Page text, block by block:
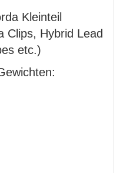
Kleinteil
Clips, Hybrid Lead
etc.)